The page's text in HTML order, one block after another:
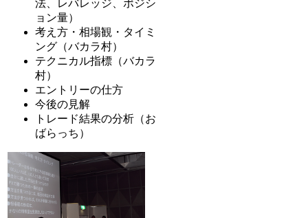
法、レバレッジ、ポジシ
ョン量）
考え方・相場観・タイミ
ング（バカラ村）
テクニカル指標（バカラ
村）
エントリーの仕方
今後の見解
トレード結果の分析（お
ばらっち）